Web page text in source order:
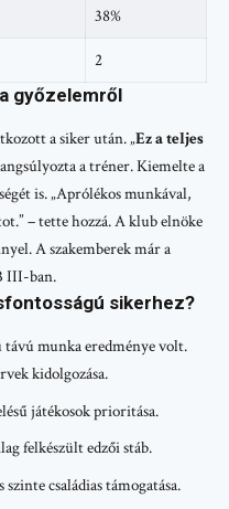
38%
2
győzelemről
a siker után. „Ez a teljes
a tréner. Kiemelte a
is. „Aprólékos munkával,
– tette hozzá. A klub elnöke
A szakemberek már a
III-ban.
sikerhez?
munka eredménye volt.
kidolgozása.
játékosok prioritása.
felkészült edzői stáb.
családias támogatása.